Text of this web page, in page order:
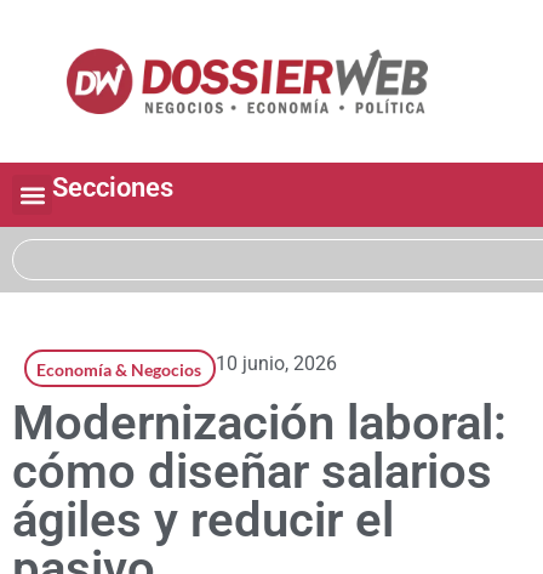
Secciones
Economía & Negocios 10 junio, 2026
Modernización laboral:
cómo diseñar salarios
ágiles y reducir el